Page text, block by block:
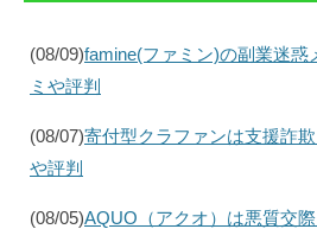
(08/09)famine(ファミン)の副業迷惑
ミや評判
(08/07)寄付型クラファンは支援詐
や評判
(08/05)AQUO（アクオ）は悪質交